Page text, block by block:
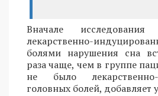
Вначале
лекарственно-
болями нарушения сна
раза чаще, чем в группе
не было лекарственно-
головных болей, добавляет